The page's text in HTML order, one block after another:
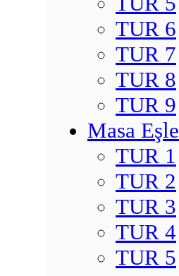
TUR 6
TUR 7
TUR 8
TUR 9
Masa
TUR 1
TUR 2
TUR 3
TUR 4
TUR 5